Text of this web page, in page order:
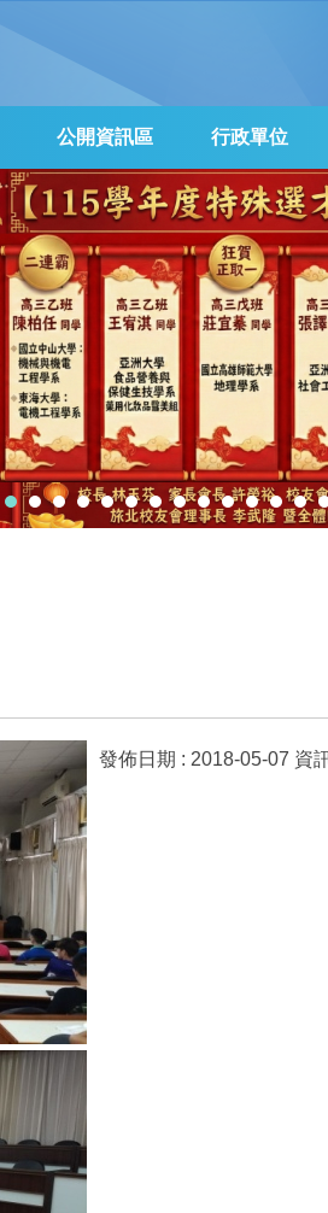
公開資訊區 行政單位
發佈日期 : 2018-05-07 資